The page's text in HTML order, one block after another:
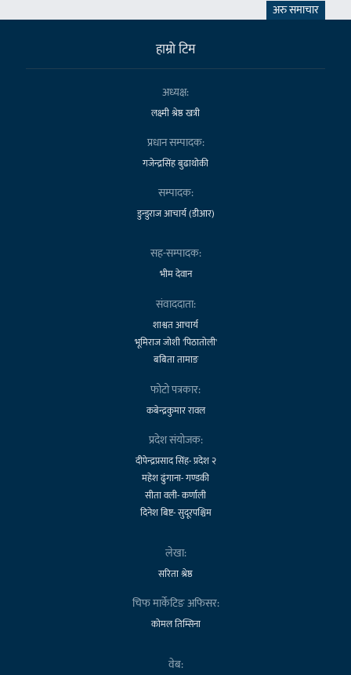
अरु समाचार
हाम्राे टिम
अध्यक्ष:
लक्ष्मी श्रेष्ठ खत्री
प्रधान सम्पादक:
गजेन्द्रसिंह बुढाथोकी
सम्पादक:
डुन्डुराज आचार्य (डीआर)
सह-सम्पादक:
भीम देवान
संवाददाता:
शाश्वत आचार्य
भूमिराज जोशी 'पिठातोली'
बबिता तामाङ
फोटो पत्रकार:
कबेन्द्रकुमार रावल
प्रदेश संयोजक:
दीपेन्द्रप्रसाद सिंह- प्रदेश २
महेश ढुंगाना- गण्डकी
सीता वली- कर्णाली
दिनेश बिष्ट- सुदूरपश्चिम
लेखा:
सरिता श्रेष्ठ
चिफ मार्केटिङ अफिसर:
कोमल तिम्सिना
वेब: